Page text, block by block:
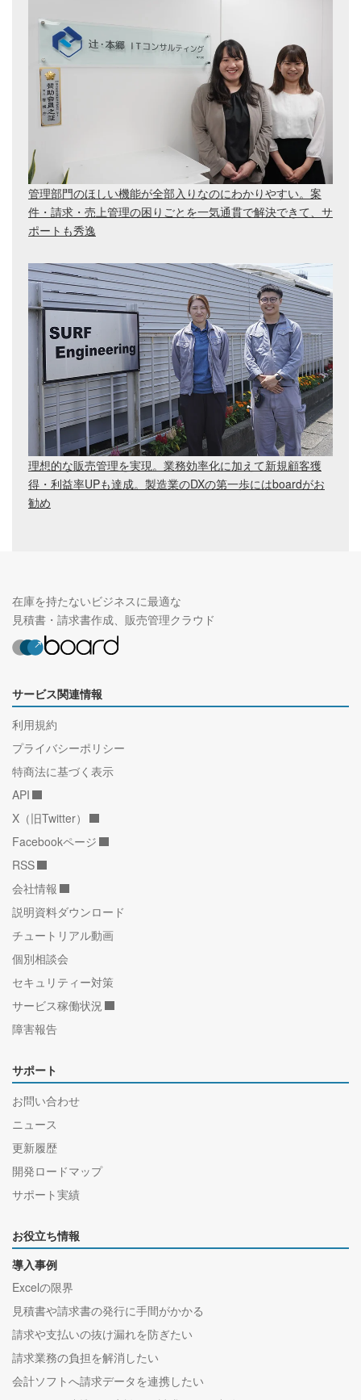
管理部門のほしい機能が全部入りなのにわかりやすい。案
件・請求・売上管理の困りごとを一気通貫で解決できて、サ
ポートも秀逸
理想的な販売管理を実現。業務効率化に加えて新規顧客獲
得・利益率UPも達成。製造業のDXの第一歩にはboardがお
勧め
在庫を持たないビジネスに最適な
見積書・請求書作成、販売管理クラウド
サービス関連情報
利用規約
プライバシーポリシー
特商法に基づく表示
API
X（旧Twitter）
Facebookページ
RSS
会社情報
説明資料ダウンロード
チュートリアル動画
個別相談会
セキュリティー対策
サービス稼働状況
障害報告
サポート
お問い合わせ
ニュース
更新履歴
開発ロードマップ
サポート実績
お役立ち情報
導入事例
Excelの限界
見積書や請求書の発行に手間がかかる
請求や支払いの抜け漏れを防ぎたい
請求業務の負担を解消したい
会計ソフトへ請求データを連携したい